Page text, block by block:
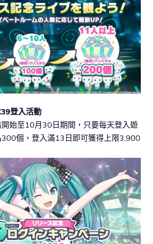
登入活動
始至10月30日期間，只要每天登入遊
個，登入滿13日即可獲得上限3,900